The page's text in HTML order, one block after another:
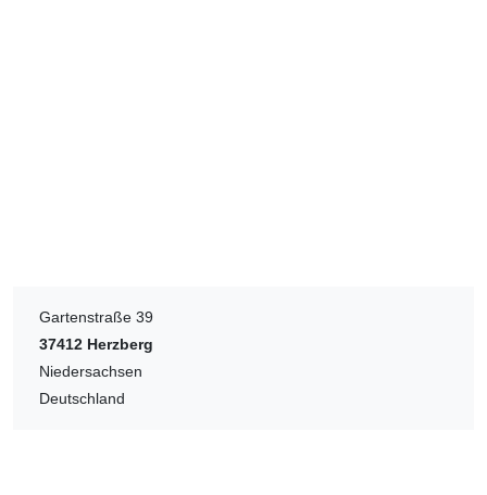
Gartenstraße 39
37412 Herzberg
Niedersachsen
Deutschland